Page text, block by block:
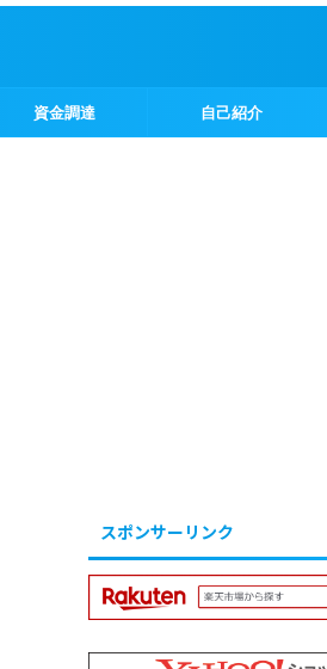
資金調達 自己紹介
スポンサーリンク